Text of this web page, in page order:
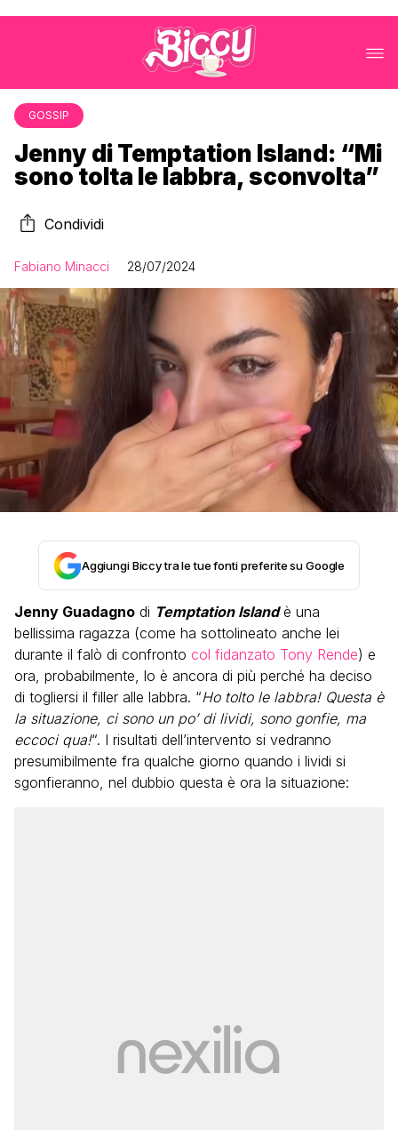
GOSSIP
Jenny di Temptation Island: “Mi
sono tolta le labbra, sconvolta”
Condividi
Fabiano Minacci 28/07/2024
Aggiungi Biccy tra le tue fonti preferite su Google
Jenny Guadagno di Temptation Islandè una
bellissima ragazza (come ha sottolineato anche lei
durante il falò di confronto col fidanzato Tony Rende) e
ora, probabilmente, lo è ancora di più perché ha deciso
di togliersi il filler alle labbra. “Ho tolto le labbra! Questa è
la situazione, ci sono un po’ di lividi, sono gonfie, ma
eccoci qua!“. I risultati dell’intervento si vedranno
presumibilmente fra qualche giorno quando i lividi si
sgonfieranno, nel dubbio questa è ora la situazione: